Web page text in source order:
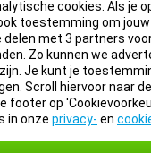
cookies. Als je
toestemming om
delen met 3 partners
Zo kunnen we
Je kunt je
Scroll hiervoor naar
footer op
in onze privacy- en